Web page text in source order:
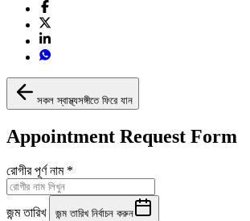
সকল স্বাস্থ্যসঙ্গীতে ফিরে যান
Appointment Request Form
রোগীর পূর্ণ নাম *
জন্ম তারিখ জন্ম তারিখ নির্বাচন করুন